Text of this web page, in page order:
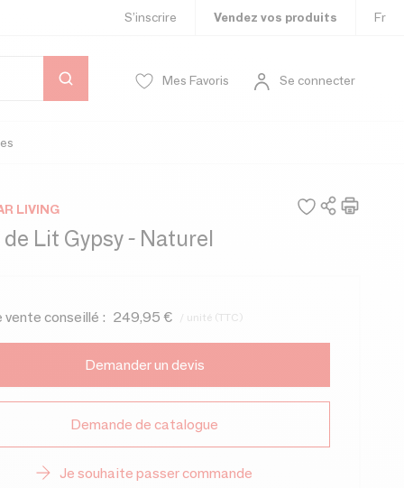
S’inscrire Vendez vos produits Fr
Mes Favoris Se connecter
LIVING
de Lit Gypsy - Naturel
vente conseillé : 249,95 € / unité (TTC)
Demander un devis
Demande de catalogue
Je souhaite passer commande